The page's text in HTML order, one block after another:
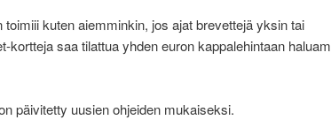
toimiii kuten aiemminkin, jos ajat brevettejä yksin tai
kortteja saa tilattua yhden euron kappalehintaan
päivitetty uusien ohjeiden mukaiseksi.